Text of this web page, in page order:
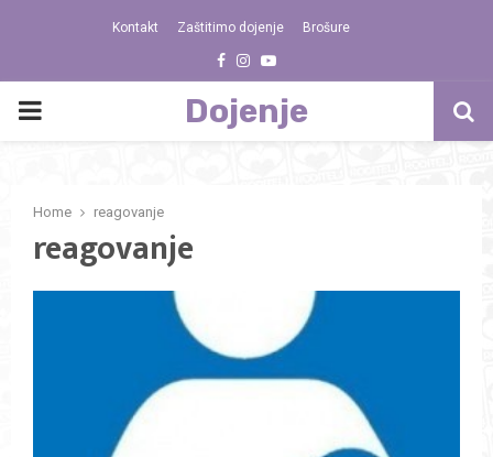
Kontakt Zaštitimo dojenje Brošure
Facebook
Instagram
Youtube
PRIMARY
Dojenje
Home reagovanje
reagovanje